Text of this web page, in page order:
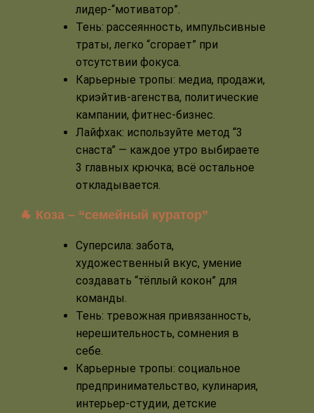
лидер-“мотиватор”.
Тень: рассеянность, импульсивные
траты, легко “сгорает” при
отсутствии фокуса.
Карьерные тропы: медиа, продажи,
криэйтив-агенства, политические
кампании, фитнес-бизнес.
Лайфхак: используйте метод “3
снаста” — каждое утро выбираете
3 главных крючка; всё остальное
откладывается.
🐐 Коза – “семейный куратор”
Суперсила: забота,
художественный вкус, умение
создавать “тёплый кокон” для
команды.
Тень: тревожная привязанность,
нерешительность, сомнения в
себе.
Карьерные тропы: социальное
предпринимательство, кулинария,
интерьер-студии, детские